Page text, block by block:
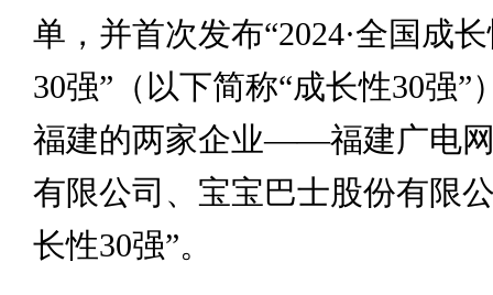
单，并首次发布“2024·全国成
30强”（以下简称“成长性30强”
福建的两家企业——福建广电
有限公司、宝宝巴士股份有限
长性30强”。